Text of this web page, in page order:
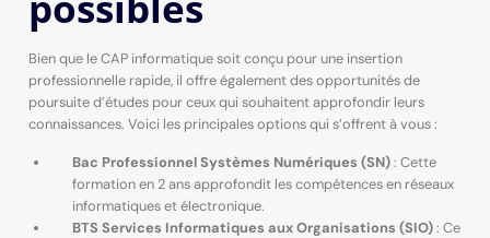
Bien que le CAP informatique soit conçu pour une insertion
professionnelle rapide, il offre également des opportunités de
poursuite d’études pour ceux qui souhaitent approfondir leurs
connaissances. Voici les principales options qui s’offrent à vous :
Bac Professionnel Systèmes Numériques (SN): Cette
formation en 2 ans approfondit les compétences en réseaux
informatiques et électronique.
BTS Services Informatiques aux Organisations (SIO): Ce